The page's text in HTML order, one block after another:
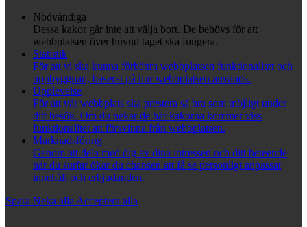
Nödvändiga
Dessa kakor går inte att välja bort. De behövs för att
webbplatsen över huvud taget ska fungera.
Statistik
För att vi ska kunna förbättra webbplatsen funktionalitet och
uppbyggnad, baserat på hur webbplatsen används.
Upplevelse
För att vår webbplats ska prestera så bra som möjligt under
ditt besök. Om du nekar de här kakorna kommer viss
funktionalitet att försvinna från webbplatsen.
Marknadsföring
Genom att dela med dig av dina intressen och ditt beteende
när du surfar ökar du chansen att få se personligt anpassat
innehåll och erbjudanden.
Spara Neka alla Acceptera alla